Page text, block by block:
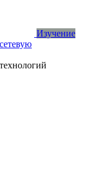
Изучение